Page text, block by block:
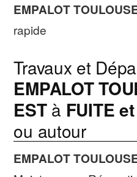
EMPALOT
rapide
Travaux et
EMPALOT
ESTà FUITE
ou autour
EMPALOT